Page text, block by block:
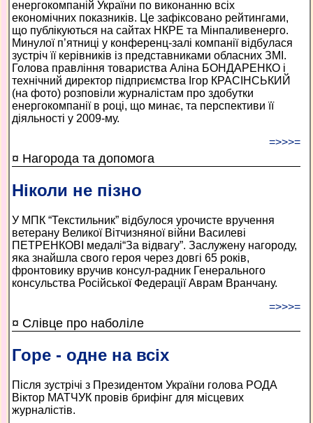
енергокомпаній України по виконанню всіх
економічних показників. Це зафіксовано рейтингами,
що публікуються на сайтах НКРЕ та Мінпаливенерго.
Минулої п’ятниці у конференц-залі компанії відбулася
зустріч її керівників із представниками обласних ЗМІ.
Голова правління товариства Аліна БОНДАРЕНКО і
технічний директор підприємства Ігор КРАСІНСЬКИЙ
(на фото) розповіли журналістам про здобутки
енергокомпанії в році, що минає, та перспективи її
діяльності у 2009-му.
=>>>=
¤ Нагорода та допомога
Ніколи не пізно
У МПК “Текстильник” відбулося урочисте вручення
ветерану Великої Вітчизняної війни Василеві
ПЕТРЕНКОВІ медалі“За відвагу”. Заслужену нагороду,
яка знайшла свого героя через довгі 65 років,
фронтовику вручив консул-радник Генерального
консульства Російської Федерації Аврам Вранчану.
=>>>=
¤ Слівце про наболіле
Горе - одне на всіх
Після зустрічі з Президентом України голова РОДА
Віктор МАТЧУК провів брифінг для місцевих
журналістів.